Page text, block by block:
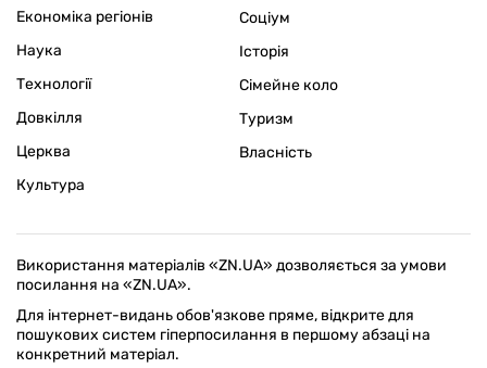
Економіка регіонів
Наука
Технології
Довкілля
Церква
Культура
Соціум
Історія
Сімейне коло
Туризм
Власність
Використання матеріалів «ZN.UA» дозволяється за умови
посилання на «ZN.UA».
Для інтернет-видань обов'язкове пряме, відкрите для
пошукових систем гіперпосилання в першому абзаці на
конкретний матеріал.